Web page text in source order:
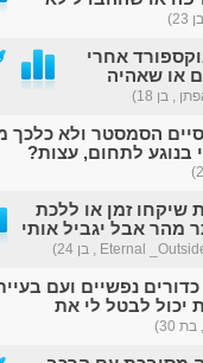
אחרי
או שאהיה
, בן 18)
הסמסטר ולא כלכך
בנוגע לתחום, עצות?
שיקחו זמן או ללכת
מהר אבל יגביל אותי
נפשיים ועם
יכול לבטל לי את
30)